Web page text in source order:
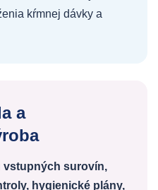
kŕmnej dávky a
a
vstupných surovín,
hygienické plány,